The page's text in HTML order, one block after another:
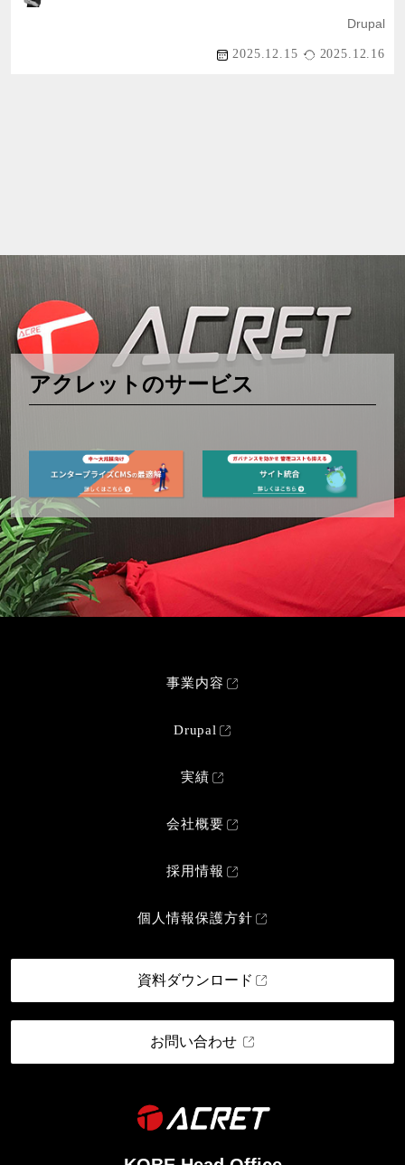
Drupal
2025.12.15 2025.12.16
アクレットのサービス
事業内容
Drupal
実績
会社概要
採用情報
個人情報保護方針
資料ダウンロード
お問い合わせ